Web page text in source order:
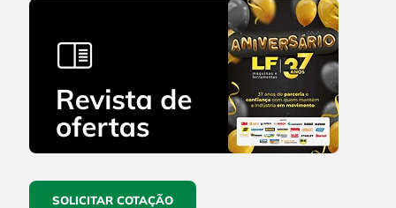
SOLICITAR COTAÇÃO